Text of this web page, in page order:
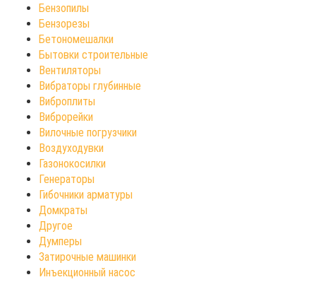
Бензопилы
Бензорезы
Бетономешалки
Бытовки строительные
Вентиляторы
Вибраторы глубинные
Виброплиты
Виброрейки
Вилочные погрузчики
Воздуходувки
Газонокосилки
Генераторы
Гибочники арматуры
Домкраты
Другое
Думперы
Затирочные машинки
Инъекционный насос